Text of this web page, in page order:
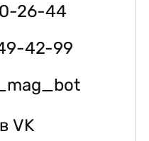
26-44
42-99
VK